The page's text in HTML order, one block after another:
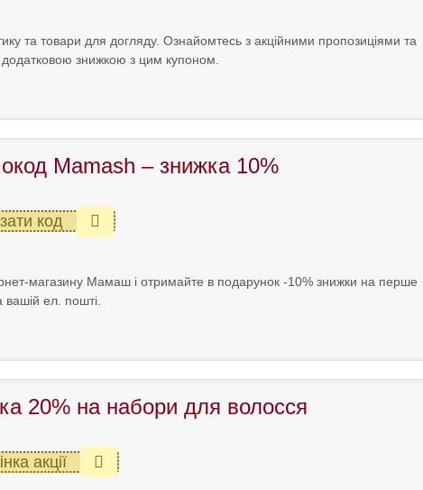
та товари для догляду. Ознайомтесь з акційними пропозиціями та
знижкою з цим купоном.
Mamash – знижка 10%
код
магазину Мамаш і отримайте в подарунок -10% знижки на перше
вашій ел. пошті.
20% на набори для волосся
акції